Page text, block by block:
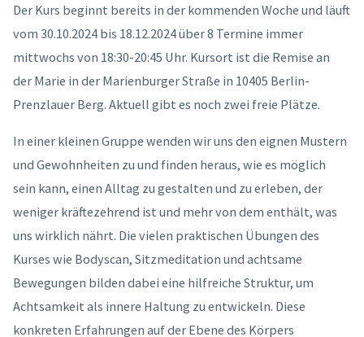
Der Kurs beginnt bereits in der kommenden Woche und läuft
vom 30.10.2024 bis 18.12.2024 über 8 Termine immer
mittwochs von 18:30-20:45 Uhr. Kursort ist die Remise an
der Marie in der Marienburger Straße in 10405 Berlin-
Prenzlauer Berg. Aktuell gibt es noch zwei freie Plätze.
In einer kleinen Gruppe wenden wir uns den eignen Mustern
und Gewohnheiten zu und finden heraus, wie es möglich
sein kann, einen Alltag zu gestalten und zu erleben, der
weniger kräftezehrend ist und mehr von dem enthält, was
uns wirklich nährt. Die vielen praktischen Übungen des
Kurses wie Bodyscan, Sitzmeditation und achtsame
Bewegungen bilden dabei eine hilfreiche Struktur, um
Achtsamkeit als innere Haltung zu entwickeln. Diese
konkreten Erfahrungen auf der Ebene des Körpers